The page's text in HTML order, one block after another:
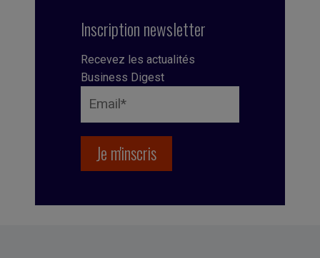
Inscription newsletter
Recevez les actualités
Business Digest